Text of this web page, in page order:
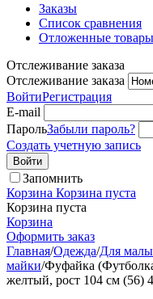
Заказы
Список сравнения
Отложенные товары
Отслеживание заказа
Отслеживание заказа
ВойтиРегистрация
E-mail
ПарольЗабыли пароль?
Создать учетную запись
Войти
Запомнить
Корзина Корзина пуста
Корзина пуста
Корзина
Оформить заказ
Главная/Одежда/Для
майки/Фуфайка
желтый, рост 104 см (56)